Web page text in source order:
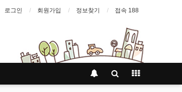
로그인 회원가입 정보찾기 접속 188